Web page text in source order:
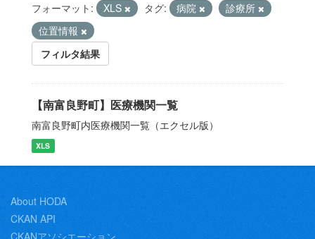
フォーマット: XLS タグ: 病院
診療所
位置情報
フィルタ結果
【南富良野町】医療機関一覧
南富良野町内医療機関一覧（エクセル版）
XLS
About HODA
CKAN API